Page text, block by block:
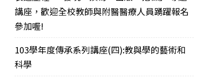
講座，歡迎全校教師與附醫醫療人員踴躍報名
參加喔!
103學年度傳承系列講座(四):教與學的藝術和
科學